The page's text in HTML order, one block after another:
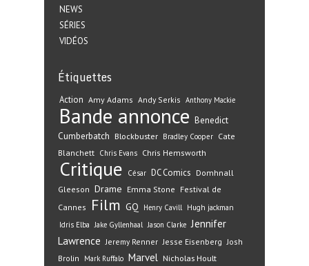
NEWS
SÉRIES
VIDÉOS
Étiquettes
Action Amy Adams Andy Serkis Anthony Mackie
Bande annonce Benedict
Cumberbatch Blockbuster Bradley Cooper Cate
Blanchett Chris Evans Chris Hemsworth
Critique César DC Comics Domhnall
Gleeson Drame Emma Stone Festival de
Cannes
Film GQ Henry Cavill
Hugh jackman
Idris Elba
Jake Gyllenhaal Jason Clarke Jennifer
Lawrence Jeremy Renner Jesse Eisenberg Josh
Brolin
Mark Ruffalo Marvel Nicholas Hoult